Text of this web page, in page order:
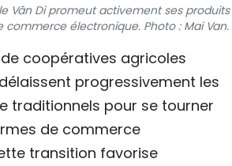
VIDÉO
À PROPOS DU "PEUPLE"
TIẾNG VIỆT
Vân Di promeut activement ses produits
commerce électronique. Photo : Mai Van.
coopératives agricoles
progressivement les
traditionnels pour se tourner
de commerce
transition favorise